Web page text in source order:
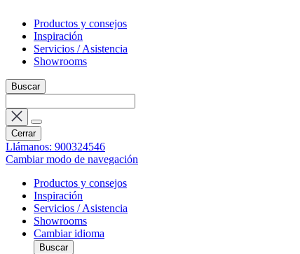
Productos y consejos
Inspiración
Servicios / Asistencia
Showrooms
Buscar
Cerrar
Llámanos: 900324546
Cambiar modo de navegación
Productos y consejos
Inspiración
Servicios / Asistencia
Showrooms
Cambiar idioma
Buscar